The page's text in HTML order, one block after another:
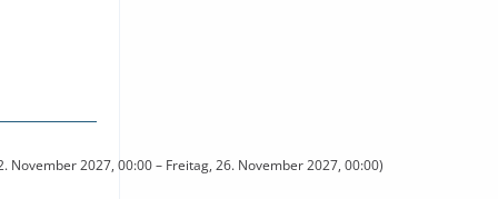
November 2027, 00:00 – Freitag, 26. November 2027, 00:00)